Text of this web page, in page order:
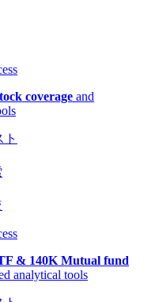
coverage and
& 140K Mutual fund
analytical tools